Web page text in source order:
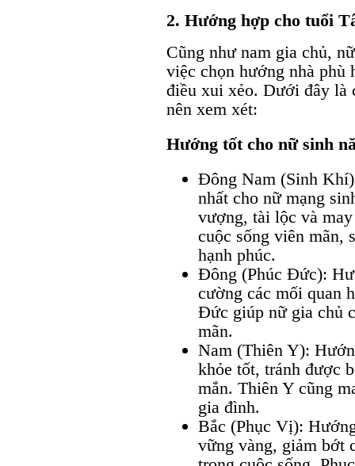
2. Hướng hợp cho tuổi
Cũng như nam gia chủ,
việc chọn hướng nhà phù
điều xui xẻo. Dưới đây là
nên xem xét:
Hướng tốt cho nữ sinh
Đông Nam (Sinh
nhất cho nữ mạng
vượng, tài lộc và
cuộc sống viên mãn,
hạnh phúc.
Đông (Phúc Đức):
cường các mối quan
Đức giúp nữ gia chủ
mãn.
Nam (Thiên Y):
khỏe tốt, tránh được
mắn. Thiên Y cũng
gia đình.
Bắc (Phục Vị):
vững vàng, giảm bớt